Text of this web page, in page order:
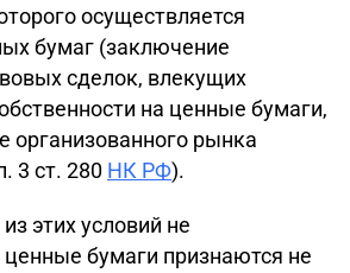
осуществляется
бумаг (заключение
сделок, влекущих
на ценные бумаги,
организованного рынка
3 ст. 280 НК РФ).
этих условий не
ценные бумаги признаются не